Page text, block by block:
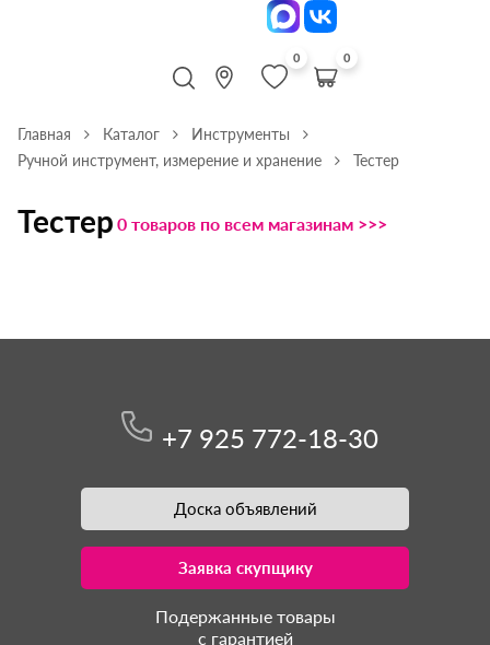
0 0
Главная Каталог
Инструменты
Ручной инструмент, измерение и хранение
Тестер
Тестер 0 товаров по всем магазинам >>>
+7 925 772-18-30
Доска объявлений
Заявка скупщику
Подержанные товары
с гарантией